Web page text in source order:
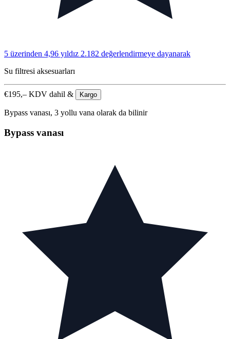
5 üzerinden 4,96 yıldız 2.182 değerlendirmeye dayanarak
Su filtresi aksesuarları
€195,– KDV dahil & Kargo
Bypass vanası, 3 yollu vana olarak da bilinir
Bypass vanası